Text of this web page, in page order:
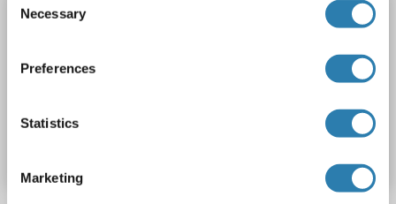
Selection
Necessary
Preferences
Statistics
Marketing
ACD Kit ELISA
50-1000 pg/mL
N° du produit ABIN774172